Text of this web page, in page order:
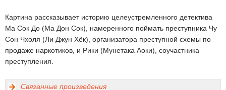
Картина рассказывает историю целеустремленного детектива
Ма Сок До (Ма Дон Сок), намеренного поймать преступника Чу
Сон Чхоля (Ли Джун Хёк), организатора преступной схемы по
продаже наркотиков, и Рики (Мунетака Аоки), соучастника
преступления.
Связанные произведения